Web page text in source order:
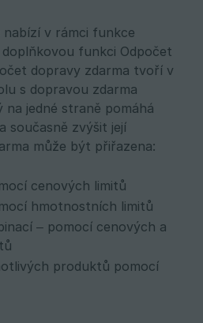
v rámci funkce
funkci Odpočet
dopravy zdarma tvoří v
s dopravou zdarma
jedné straně pomáhá
současně zvýšit její
může být přiřazena:
cenových limitů
hmotnostních limitů
– pomocí cenových a
produktů pomocí